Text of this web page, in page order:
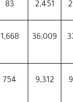
2,451
83
36,009
1,668
9,312
754